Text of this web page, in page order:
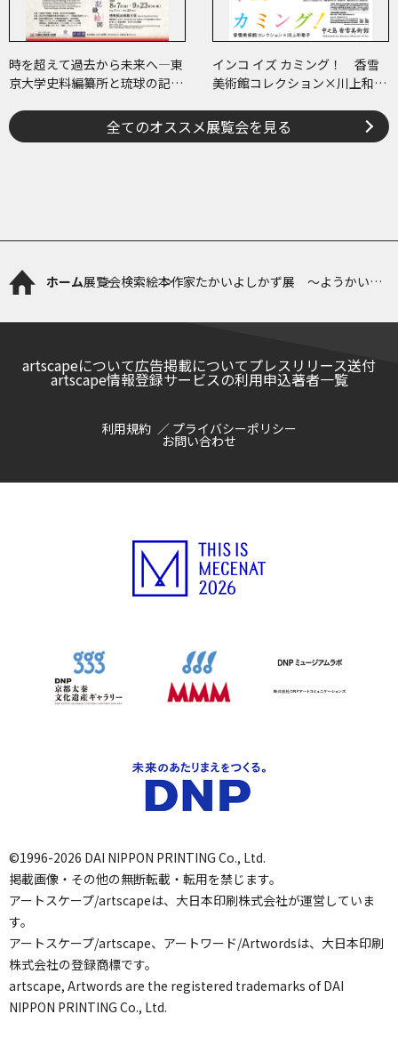
時を超えて過去から未来へ―東
京大学史料編纂所と琉球の記
インコ イズ カミング！ 香雪
美術館コレクション×川上和歌
に古美術鑑賞～
全てのオススメ展覧会を見る
ホーム展覧会検索絵本作家たかいよしかず展 ～ようかいむ
artscapeについて広告掲載についてプレスリリース送付
artscape情報登録サービスの利用申込著者一覧
利用規約 プライバシーポリシー
お問い合わせ
©1996-2026 DAI NIPPON PRINTING Co., Ltd.
掲載画像・その他の無断転載・転用を禁じます。
アートスケープ/artscapeは、大日本印刷株式会社が運営していま
す。
アートスケープ/artscape、アートワード/Artwordsは、大日本印刷
株式会社の登録商標です。
artscape, Artwords are the registered trademarks of DAI
NIPPON PRINTING Co., Ltd.